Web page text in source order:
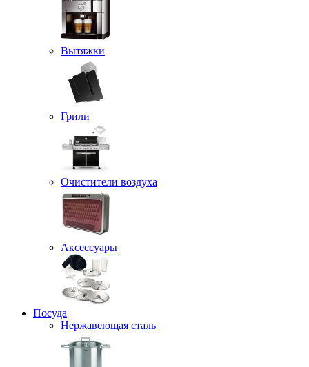
Вытяжки
Грили
Очистители воздуха
Аксессуары
Посуда
Нержавеющая сталь